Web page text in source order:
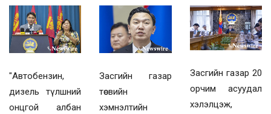
"Автобензин,
дизель түлшний
онцгой албан
Засгийн газар
төсвийн
хэмнэлтийн
Засгийн газар 20
орчим асуудал
хэлэлцэж,